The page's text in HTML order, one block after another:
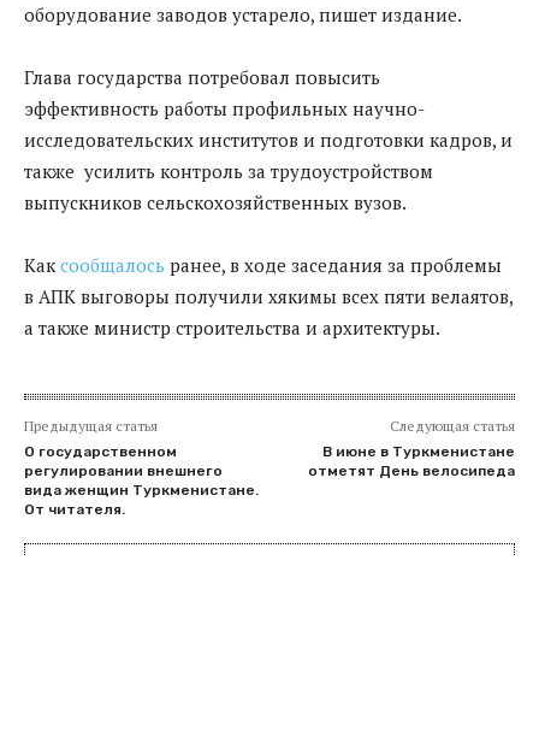
оборудование заводов устарело, пишет издание.
Глава государства потребовал повысить
эффективность работы профильных научно-
исследовательских институтов и подготовки кадров, и
также усилить контроль за трудоустройством
выпускников сельскохозяйственных вузов.
Как сообщалось ранее, в ходе заседания за проблемы
в АПК выговоры получили хякимы всех пяти велаятов,
а также министр строительства и архитектуры.
Предыдущая статья
О государственном
регулировании внешнего
вида женщин Туркменистане.
От читателя.
Следующая статья
В июне в Туркменистане
отметят День велосипеда